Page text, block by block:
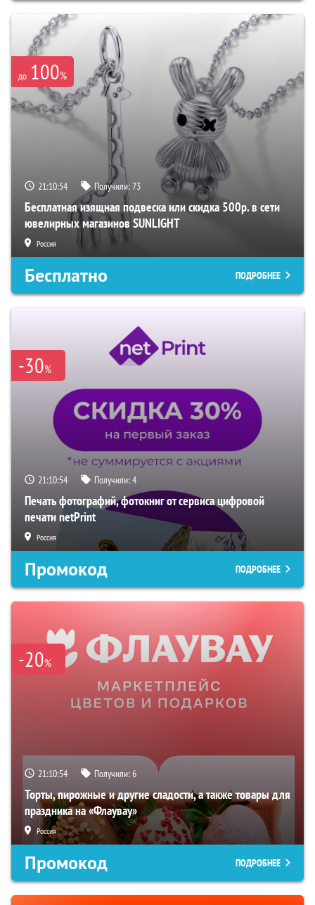
до 100%
21:10:53 Получили:73
Бесплатная изящная подвеска или скидка 500р. в сети
ювелирных магазинов SUNLIGHT
Россия
Бесплатно ПОДРОБНЕЕ
-30%
21:10:53 Получили:4
Печать фотографий, фотокниг от сервиса цифровой
печати netPrint
Россия
Промокод ПОДРОБНЕЕ
-20%
21:10:53 Получили:6
Торты, пирожные и другие сладости, а также товары для
праздника на «Флаувау»
Россия
Промокод ПОДРОБНЕЕ